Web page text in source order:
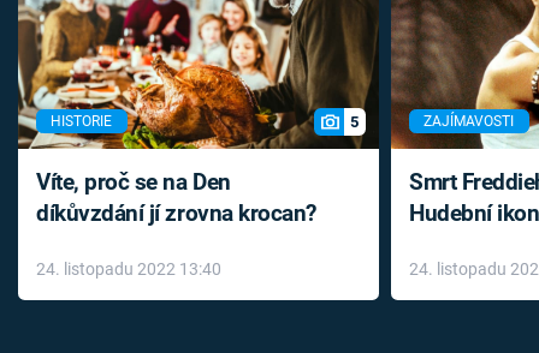
HISTORIE 5
Víte, proč se na Den
díkůvzdání jí zrovna krocan?
24. listopadu 2022 13:40
ZAJÍMAVOSTI
Smrt
Hudební
léky
24. listopadu